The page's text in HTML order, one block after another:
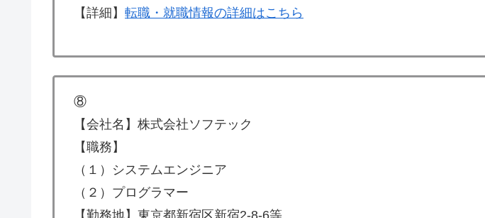
【詳細】 転職・就職情報の詳細はこちら
⑧
【会社名】株式会社ソフテック
【職務】
（１）システムエンジニア
（２）プログラマー
【勤務地】東京都新宿区新宿2-8-6等